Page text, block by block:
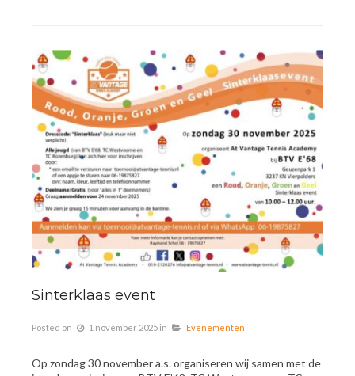
Sinterklaas event
Posted on 1 november 2025 in Evenementen
Op zondag 30 november a.s. organiseren wij samen met de